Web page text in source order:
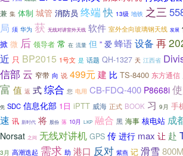
兼 集 体制 城管 消防员 终端快 13级 地铁 之三
局 须 华为 获 无线对讲室外天线 软件 室外全向玻璃钢天线 发展
掀 微 后 领导者 常 在 流量 但 ” 爱 蜂语设备 再
近 只 BP2015 1号文 是 话题 QH-1327 天 江西省
信部 云 窄带 向 说 499元 建 比 TS-8400 东方通信
富 值 返 式综合 您 电用 CB-FDQ-400 P8668i
凭 SDC 信息化部 1日 iPTT 威海 正式 BOOK 习 9月 手
速 讯 新时代 将 股份 落 10月 LKP 融合 黑 海事 核电站 成
Norsat 之间 无线对讲机 GPS 传 进行 max 让 赴
3月 高潮迭起 需求 助 港口 反对 紫燕 记 滑雪 800M